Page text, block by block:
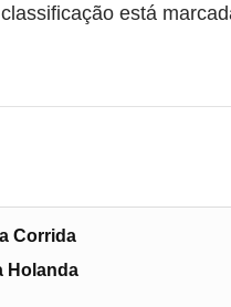
está
Corrida
Holanda